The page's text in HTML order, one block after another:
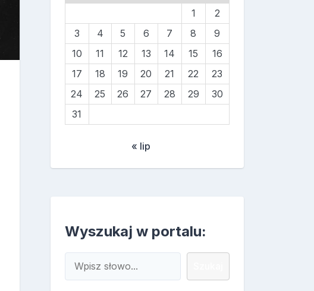
1
2
3
4 5 6 7 8
9
10
11 12 13 14 15
16
17
18 19 20 21 22
23
24
25 26 27 28 29
30
31
« lip
Wyszukaj w portalu: